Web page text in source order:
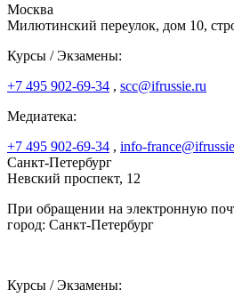
Москва
Милютинский переулок, дом 10,
Курсы / Экзамены:
+7 495 902-69-34 , scc@ifrussie.ru
Медиатека:
+7 495 902-69-34 , info-
Санкт-Петербург
Невский проспект, 12
При обращении на электронную
город: Санкт-Петербург
Курсы / Экзамены: